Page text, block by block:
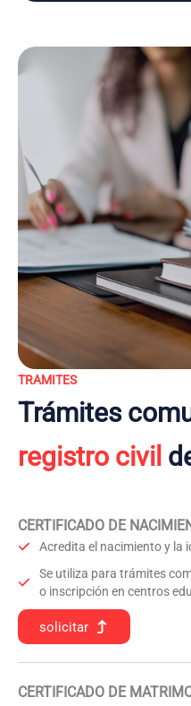
TRAMITES
Trámites
registro civil
CERTIFICADO DE
Acredita el nacimiento y la
Se utiliza para trámites
o inscripción en centros
solicitar
CERTIFICADO DE